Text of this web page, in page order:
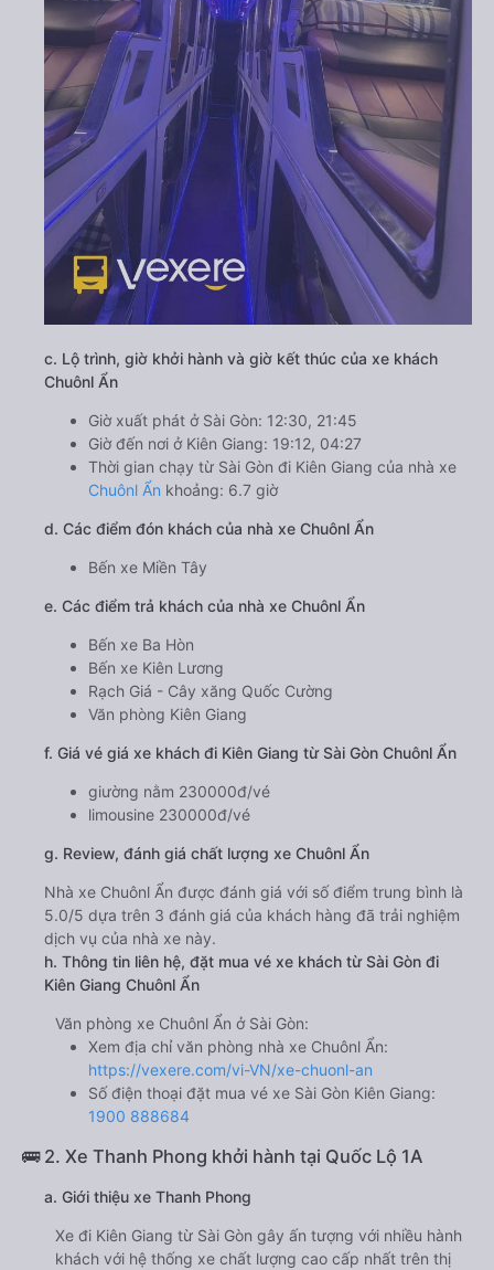
c. Lộ trình, giờ khởi hành và giờ kết thúc của xe khách
Chuônl Ẩn
Giờ xuất phát ở Sài Gòn: 12:30, 21:45
Giờ đến nơi ở Kiên Giang: 19:12, 04:27
Thời gian chạy từ Sài Gòn đi Kiên Giang của nhà xe
Chuônl Ẩn khoảng: 6.7 giờ
d. Các điểm đón khách của nhà xe Chuônl Ẩn
Bến xe Miền Tây
e. Các điểm trả khách của nhà xe Chuônl Ẩn
Bến xe Ba Hòn
Bến xe Kiên Lương
Rạch Giá - Cây xăng Quốc Cường
Văn phòng Kiên Giang
f. Giá vé giá xe khách đi Kiên Giang từ Sài Gòn Chuônl Ẩn
giường nằm 230000đ/vé
limousine 230000đ/vé
g. Review, đánh giá chất lượng xe Chuônl Ẩn
Nhà xe Chuônl Ẩn được đánh giá với số điểm trung bình là
5.0/5 dựa trên 3 đánh giá của khách hàng đã trải nghiệm
dịch vụ của nhà xe này.
h. Thông tin liên hệ, đặt mua vé xe khách từ Sài Gòn đi
Kiên Giang Chuônl Ẩn
Văn phòng xe Chuônl Ẩn ở Sài Gòn:
Xem địa chỉ văn phòng nhà xe Chuônl Ẩn:
https://vexere.com/vi-VN/xe-chuonl-an
Số điện thoại đặt mua vé xe Sài Gòn Kiên Giang:
1900 888684
🚌 2. Xe Thanh Phong khởi hành tại Quốc Lộ 1A
a. Giới thiệu xe Thanh Phong
Xe đi Kiên Giang từ Sài Gòn gây ấn tượng với nhiều hành
khách với hệ thống xe chất lượng cao cấp nhất trên thị